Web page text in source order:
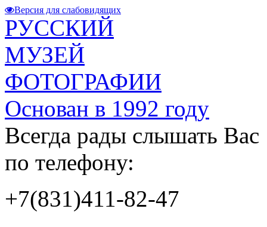
Версия для слабовидящих
РУССКИЙ
МУЗЕЙ
ФОТОГРАФИИ
Основан в 1992 году
Всегда рады слышать Вас
по телефону:
+7(831)411-82-47